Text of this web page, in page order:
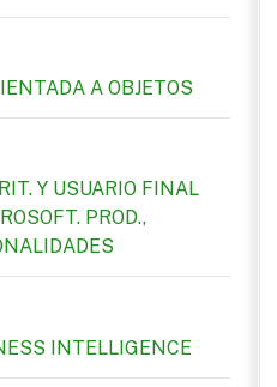
A OBJETOS
Y USUARIO FINAL
PROD.,
INTELLIGENCE